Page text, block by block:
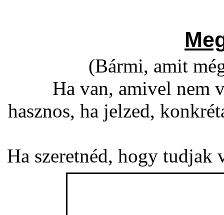
(Bármi, amit
Ha van, amivel nem
hasznos, ha jelzed,
Ha szeretnéd, hogy